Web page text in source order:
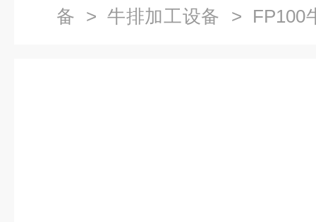
备 > 牛排加工设备 > FP100